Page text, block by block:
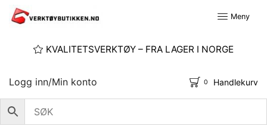
Meny
KVALITETSVERKTØY – FRA LAGER I NORGE
Logg inn/Min konto 0 Handlekurv